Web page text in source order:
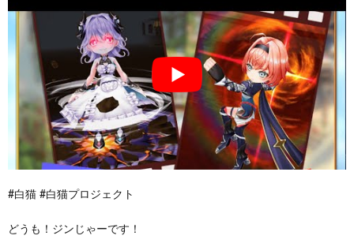
#白猫 #白猫プロジェクト
どうも！ジンじゃーです！